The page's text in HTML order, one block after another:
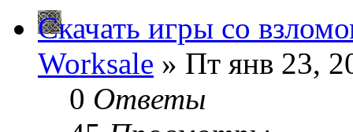
Скачать игры со
Worksale » Пт янв 23,
0 Ответы